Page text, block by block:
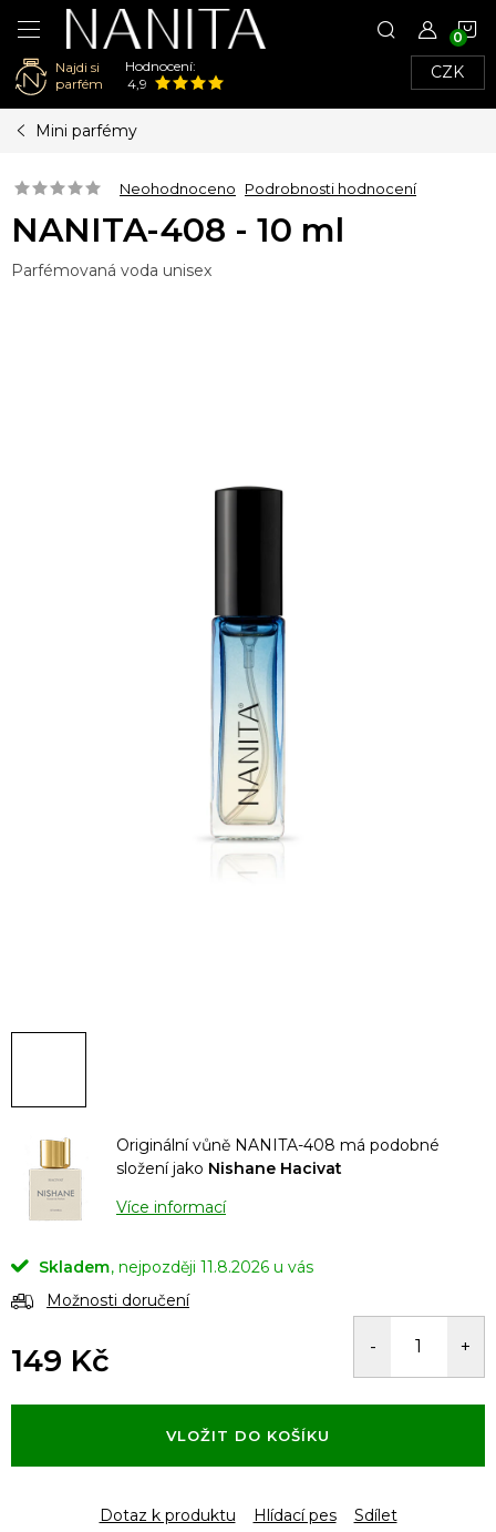
Najdi si
parfém
Hodnocení:
4,9
CZK
Mini parfémy
Neohodnoceno Podrobnosti hodnocení
NANITA-408 - 10 ml
Parfémovaná voda unisex
Originální vůně NANITA-408 má podobné
složení jako Nishane Hacivat
Více informací
Skladem
11.8.2026
Možnosti doručení
149 Kč
cena:
VLOŽIT DO KOŠÍKU
Dotaz k produktu Hlídací pes Sdílet